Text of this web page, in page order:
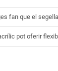
segellant de silicona transparent
pot oferir flexibilitat